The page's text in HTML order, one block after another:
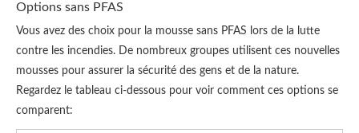
Options sans PFAS
Vous avez des choix pour la mousse sans PFAS lors de la lutte
contre les incendies. De nombreux groupes utilisent ces nouvelles
mousses pour assurer la sécurité des gens et de la nature.
Regardez le tableau ci-dessous pour voir comment ces options se
comparent: